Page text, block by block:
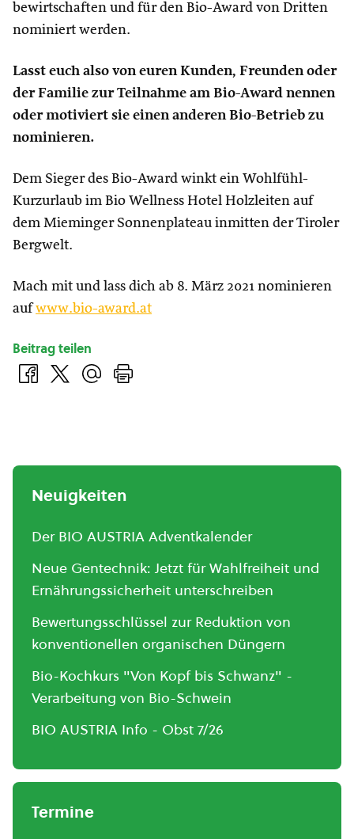
bewirtschaften und für den Bio-Award von Dritten
nominiert werden.
Lasst euch also von euren Kunden, Freunden oder
der Familie zur Teilnahme am Bio-Award nennen
oder motiviert sie einen anderen Bio-Betrieb zu
nominieren.
Dem Sieger des Bio-Award winkt ein Wohlfühl-
Kurzurlaub im Bio Wellness Hotel Holzleiten auf
dem Mieminger Sonnenplateau inmitten der Tiroler
Bergwelt.
Mach mit und lass dich ab 8. März 2021 nominieren
aufwww.bio-award.at
Beitrag teilen
Neuigkeiten
Der BIO AUSTRIA Adventkalender
Neue Gentechnik: Jetzt für Wahlfreiheit und
Ernährungssicherheit unterschreiben
Bewertungsschlüssel zur Reduktion von
konventionellen organischen Düngern
Bio-Kochkurs "Von Kopf bis Schwanz" -
Verarbeitung von Bio-Schwein
BIO AUSTRIA Info - Obst 7/26
Termine